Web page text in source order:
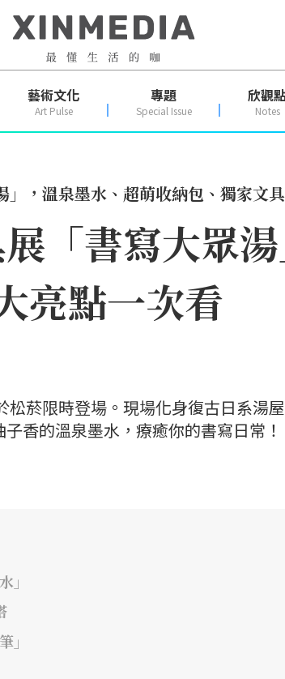
藝術文化
Art Pulse
專題
Special Issue
欣觀點
Notes
，溫泉墨水、超萌收納包、獨家文
「書寫大眾
亮點一次看
菸限時登場。現場化身復古日系湯
香的溫泉墨水，療癒你的書寫日常！
」
」